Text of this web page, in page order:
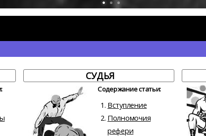
СУДЬЯ
Содержание статьи:
Вступление
Полномочия
рефери